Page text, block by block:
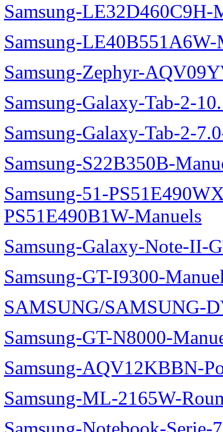
Samsung-LE32D460C9H-
Samsung-LE40B551A6W-
Samsung-Zephyr-
Samsung-Galaxy-Tab-2-
Samsung-Galaxy-Tab-2-
Samsung-S22B350B-
Samsung-51-
PS51E490B1W-Manuels
Samsung-Galaxy-Note-II-
Samsung-GT-I9300-
SAMSUNG/SAMSUNG-
Samsung-GT-N8000-
Samsung-AQV12KBBN-
Samsung-ML-2165W-